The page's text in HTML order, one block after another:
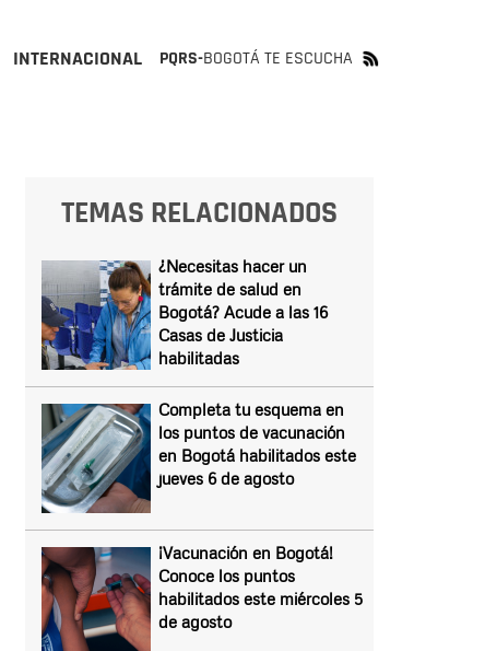
INTERNACIONAL PQRS-BOGOTÁ TE ESCUCHA
TEMAS RELACIONADOS
¿Necesitas hacer un
trámite de salud en
Bogotá? Acude a las 16
Casas de Justicia
habilitadas
Completa tu esquema en
los puntos de vacunación
en Bogotá habilitados este
jueves 6 de agosto
¡Vacunación en Bogotá!
Conoce los puntos
habilitados este miércoles 5
de agosto